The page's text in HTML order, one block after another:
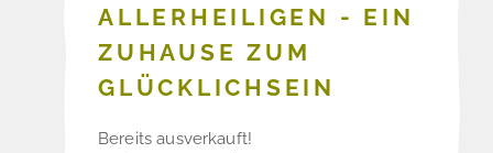
ALLERHEILIGEN - EIN
ZUHAUSE ZUM
GLÜCKLICHSEIN
Bereits ausverkauft!